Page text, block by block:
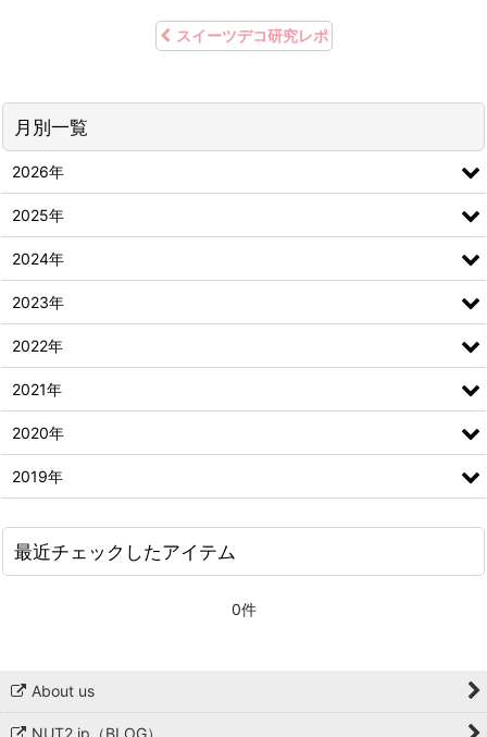
スイーツデコ研究レポ
月別一覧
2026年
2025年
2024年
2023年
2022年
2021年
2020年
2019年
最近チェックしたアイテム
0件
About us
NUT2.jp（BLOG）